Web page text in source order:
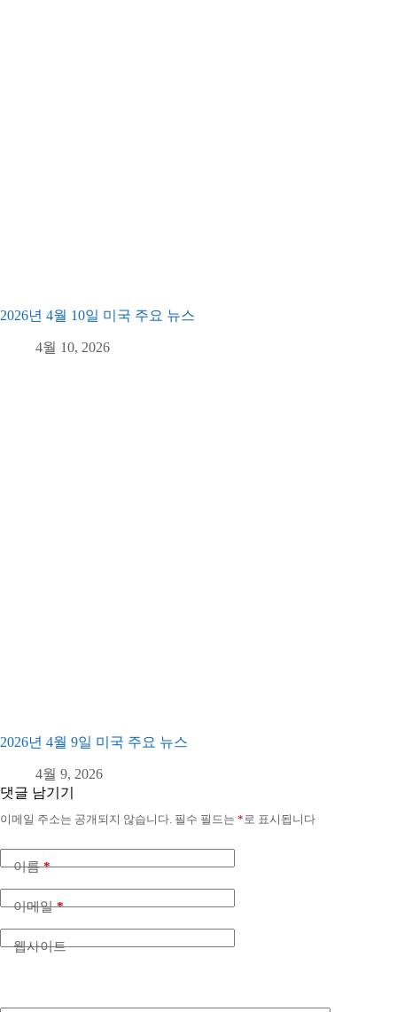
2026년 4월 10일 미국 주요 뉴스
4월 10, 2026
2026년 4월 9일 미국 주요 뉴스
4월 9, 2026
댓글 남기기
이메일 주소는 공개되지 않습니다. 필수 필드는 *로 표시됩니다
이름*
이메일*
웹사이트